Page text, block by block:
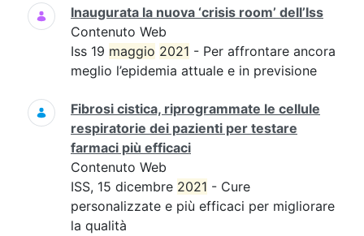
Inaugurata la nuova ‘crisis room’ dell’Iss
Contenuto Web
Iss 19 maggio 2021 - Per affrontare ancora
meglio l’epidemia attuale e in previsione
Fibrosi cistica, riprogrammate le cellule
respiratorie dei pazienti per testare
farmaci più efficaci
Contenuto Web
ISS, 15 dicembre 2021 - Cure
personalizzate e più efficaci per migliorare
la qualità